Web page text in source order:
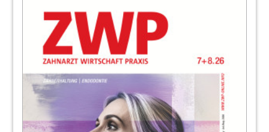
Komet Dental
18Vergütung angestellter Zahnärzte – Je
größer desto anders (Teil 2)
Maike Klapdor
20Beratung bei Dr. Google: Der Weg zu mehr